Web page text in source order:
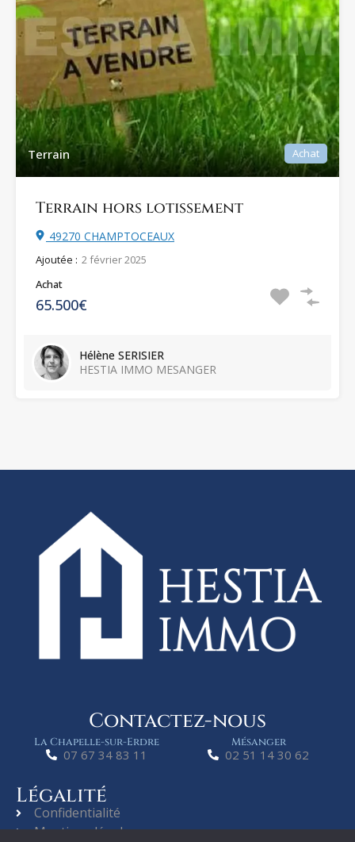
Terrain Achat
Terrain hors lotissement
49270 CHAMPTOCEAUX
Ajoutée : 2 février 2025
Achat
65.500€
Hélène SERISIER
HESTIA IMMO MESANGER
Contactez-nous
La Chapelle-sur-Erdre
07 67 34 83 11
Mésanger
02 51 14 30 62
Légalité
Confidentialité
Mentions légales